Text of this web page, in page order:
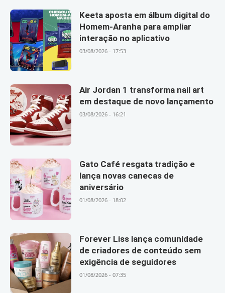
Keeta aposta em álbum digital do
Homem-Aranha para ampliar
interação no aplicativo
03/08/2026 - 17:53
Air Jordan 1 transforma nail art
em destaque de novo lançamento
03/08/2026 - 16:21
Gato Café resgata tradição e
lança novas canecas de
aniversário
01/08/2026 - 18:02
Forever Liss lança comunidade
de criadores de conteúdo sem
exigência de seguidores
01/08/2026 - 07:35